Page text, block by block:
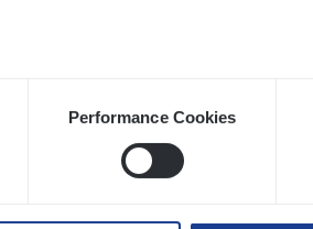
Performance Cookies
Van­b­re­da Huys­